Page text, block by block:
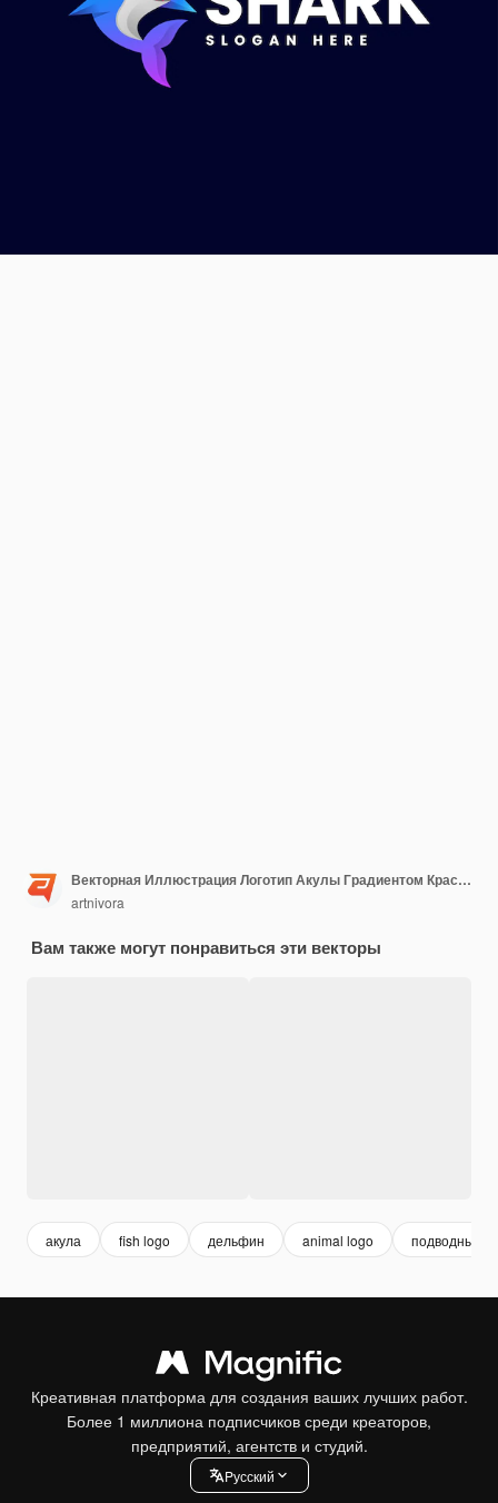
Векторная Иллюстрация Логотип Акулы Градиентом Красочный Стиль
artnivora
Вам также могут понравиться эти векторы
акула fish logo дельфин animal logo подводный
Креативная платформа для создания ваших лучших работ.
Более 1 миллиона подписчиков среди креаторов,
предприятий, агентств и студий.
Pусский